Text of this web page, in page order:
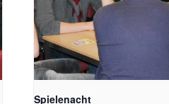
Spielenacht